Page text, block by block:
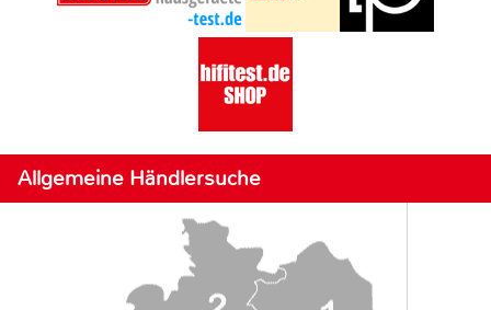
Allgemeine Händlersuche